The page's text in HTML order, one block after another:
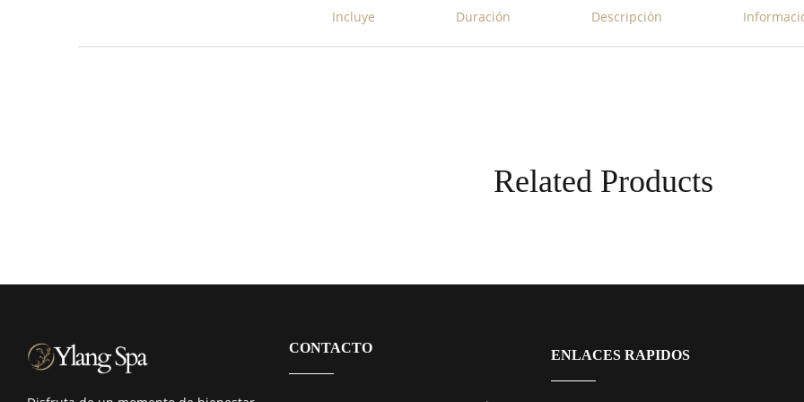
Incluye Duración Descripción
Related Products
CONTACTO ENLACES RAPIDOS